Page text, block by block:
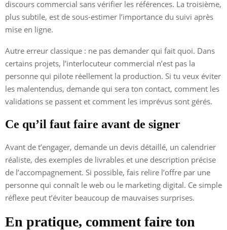
discours commercial sans vérifier les références. La troisième,
plus subtile, est de sous-estimer l’importance du suivi après
mise en ligne.
Autre erreur classique : ne pas demander qui fait quoi. Dans
certains projets, l’interlocuteur commercial n’est pas la
personne qui pilote réellement la production. Si tu veux éviter
les malentendus, demande qui sera ton contact, comment les
validations se passent et comment les imprévus sont gérés.
Ce qu’il faut faire avant de signer
Avant de t’engager, demande un devis détaillé, un calendrier
réaliste, des exemples de livrables et une description précise
de l’accompagnement. Si possible, fais relire l’offre par une
personne qui connaît le web ou le marketing digital. Ce simple
réflexe peut t’éviter beaucoup de mauvaises surprises.
En pratique, comment faire ton